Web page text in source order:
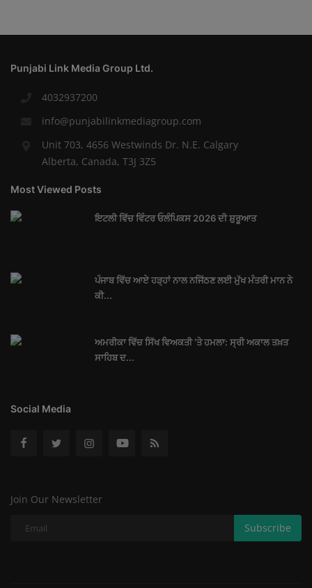
Punjabi Link Media Group Ltd.
4032937200
info@punjabilinkmediagroup.com
Unit 703, 4656 Westwinds Dr. N.E. Calgary
Alberta, Canada, T3J 3Z5
Most Viewed Posts
ਇਟਲੀ ਵਿੱਚ ਵਿੰਟਰ ਓਲੰਪਿਕਸ 2026 ਦੀ ਸ਼ੁਰੂਆਤ
ਪੰਜਾਬ ਵਿੱਚ ਆਏ ਹੜ੍ਹਾਂ ਨਾਲ ਨਜਿੱਠਣ ਲਈ ਮੁੱਖ ਮੰਤਰੀ ਮਾਨ ਨੇ
ਕੀ...
ਅਮਰੀਕਾ ਵਿੱਚ ਸਿੱਖ ਵਿਅਕਤੀ ’ਤੇ ਹਮਲਾ: ਸ੍ਰੀ ਅਕਾਲ ਤਖ਼ਤ
ਸਾਹਿਬ ਦ...
Social Media
Join Our Newsletter
Subscribe